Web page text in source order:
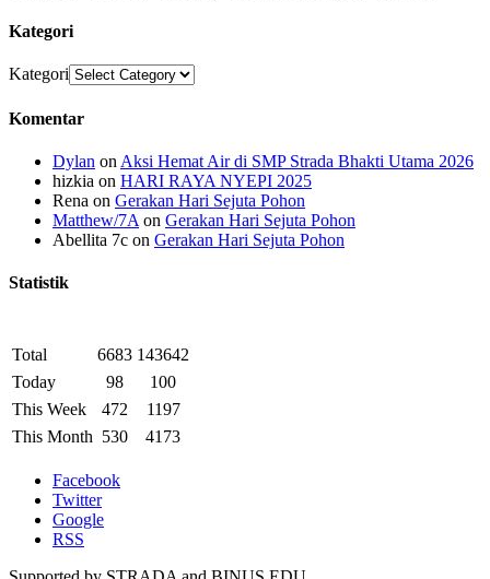
Kategori
Kategori
Komentar
Dylan on Aksi Hemat Air di SMP Strada Bhakti Utama 2026
hizkia on HARI RAYA NYEPI 2025
Rena on Gerakan Hari Sejuta Pohon
Matthew/7A on Gerakan Hari Sejuta Pohon
Abellita 7c on Gerakan Hari Sejuta Pohon
Statistik
Total 6683 143642
Today
98
100
This Week
472
1197
This Month 530 4173
Facebook
Twitter
Google
RSS